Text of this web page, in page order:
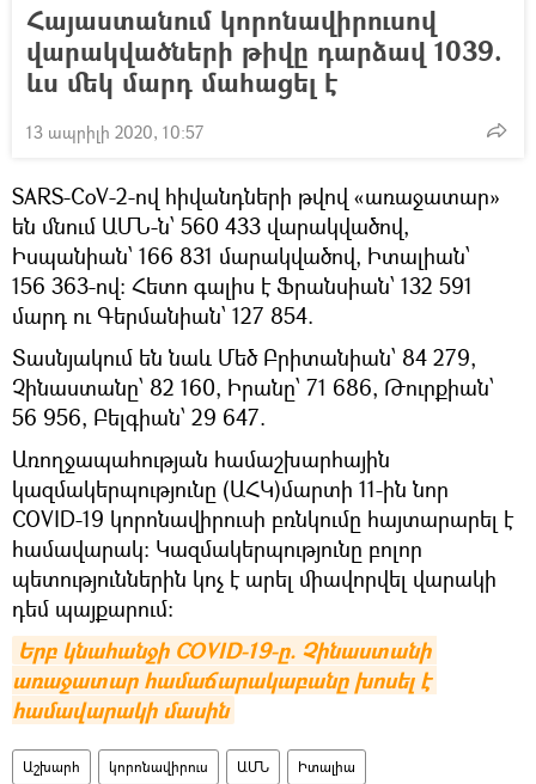
Հայաստանում կորոնավիրուսով
վարակվածների թիվը դարձավ 1039.
ևս մեկ մարդ մահացել է
13 ապրիլի 2020, 10:57
SARS-CoV-2-ով հիվանդների թվով «առաջատար»
են մնում ԱՄՆ-ն՝ 560 433 վարակվածով,
Իսպանիան՝ 166 831 մարակվածով, Իտալիան՝
156 363-ով: Հետո գալիս է Ֆրանսիան՝ 132 591
մարդ ու Գերմանիան՝ 127 854.
Տասնյակում են նաև Մեծ Բրիտանիան՝ 84 279,
Չինաստանը՝ 82 160, Իրանը՝ 71 686, Թուրքիան՝
56 956, Բելգիան՝ 29 647.
Առողջապահության համաշխարհային
կազմակերպությունը (ԱՀԿ)մարտի 11-ին նոր
COVID-19 կորոնավիրուսի բռնկումը հայտարարել է
համավարակ։ Կազմակերպությունը բոլոր
պետություններին կոչ է արել միավորվել վարակի
դեմ պայքարում:
Երբ կնահանջի COVID-19-ը. Չինաստանի
առաջատար համաճարակաբանը խոսել է
համավարակի մասին
Աշխարհ կորոնավիրուս ԱՄՆ Իտալիա